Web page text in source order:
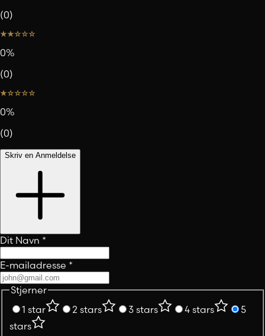
(0)
0%
(0)
0%
(0)
Skriv en Anmeldelse
Dit Navn *
E-mailadresse *
Stjerner
1 star
2 stars 3 stars 4 stars
5
stars